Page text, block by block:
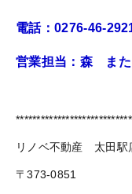
電話：0276-46-
営業担当：森 ま
リノベ不動産 太田駅
〒373-0851